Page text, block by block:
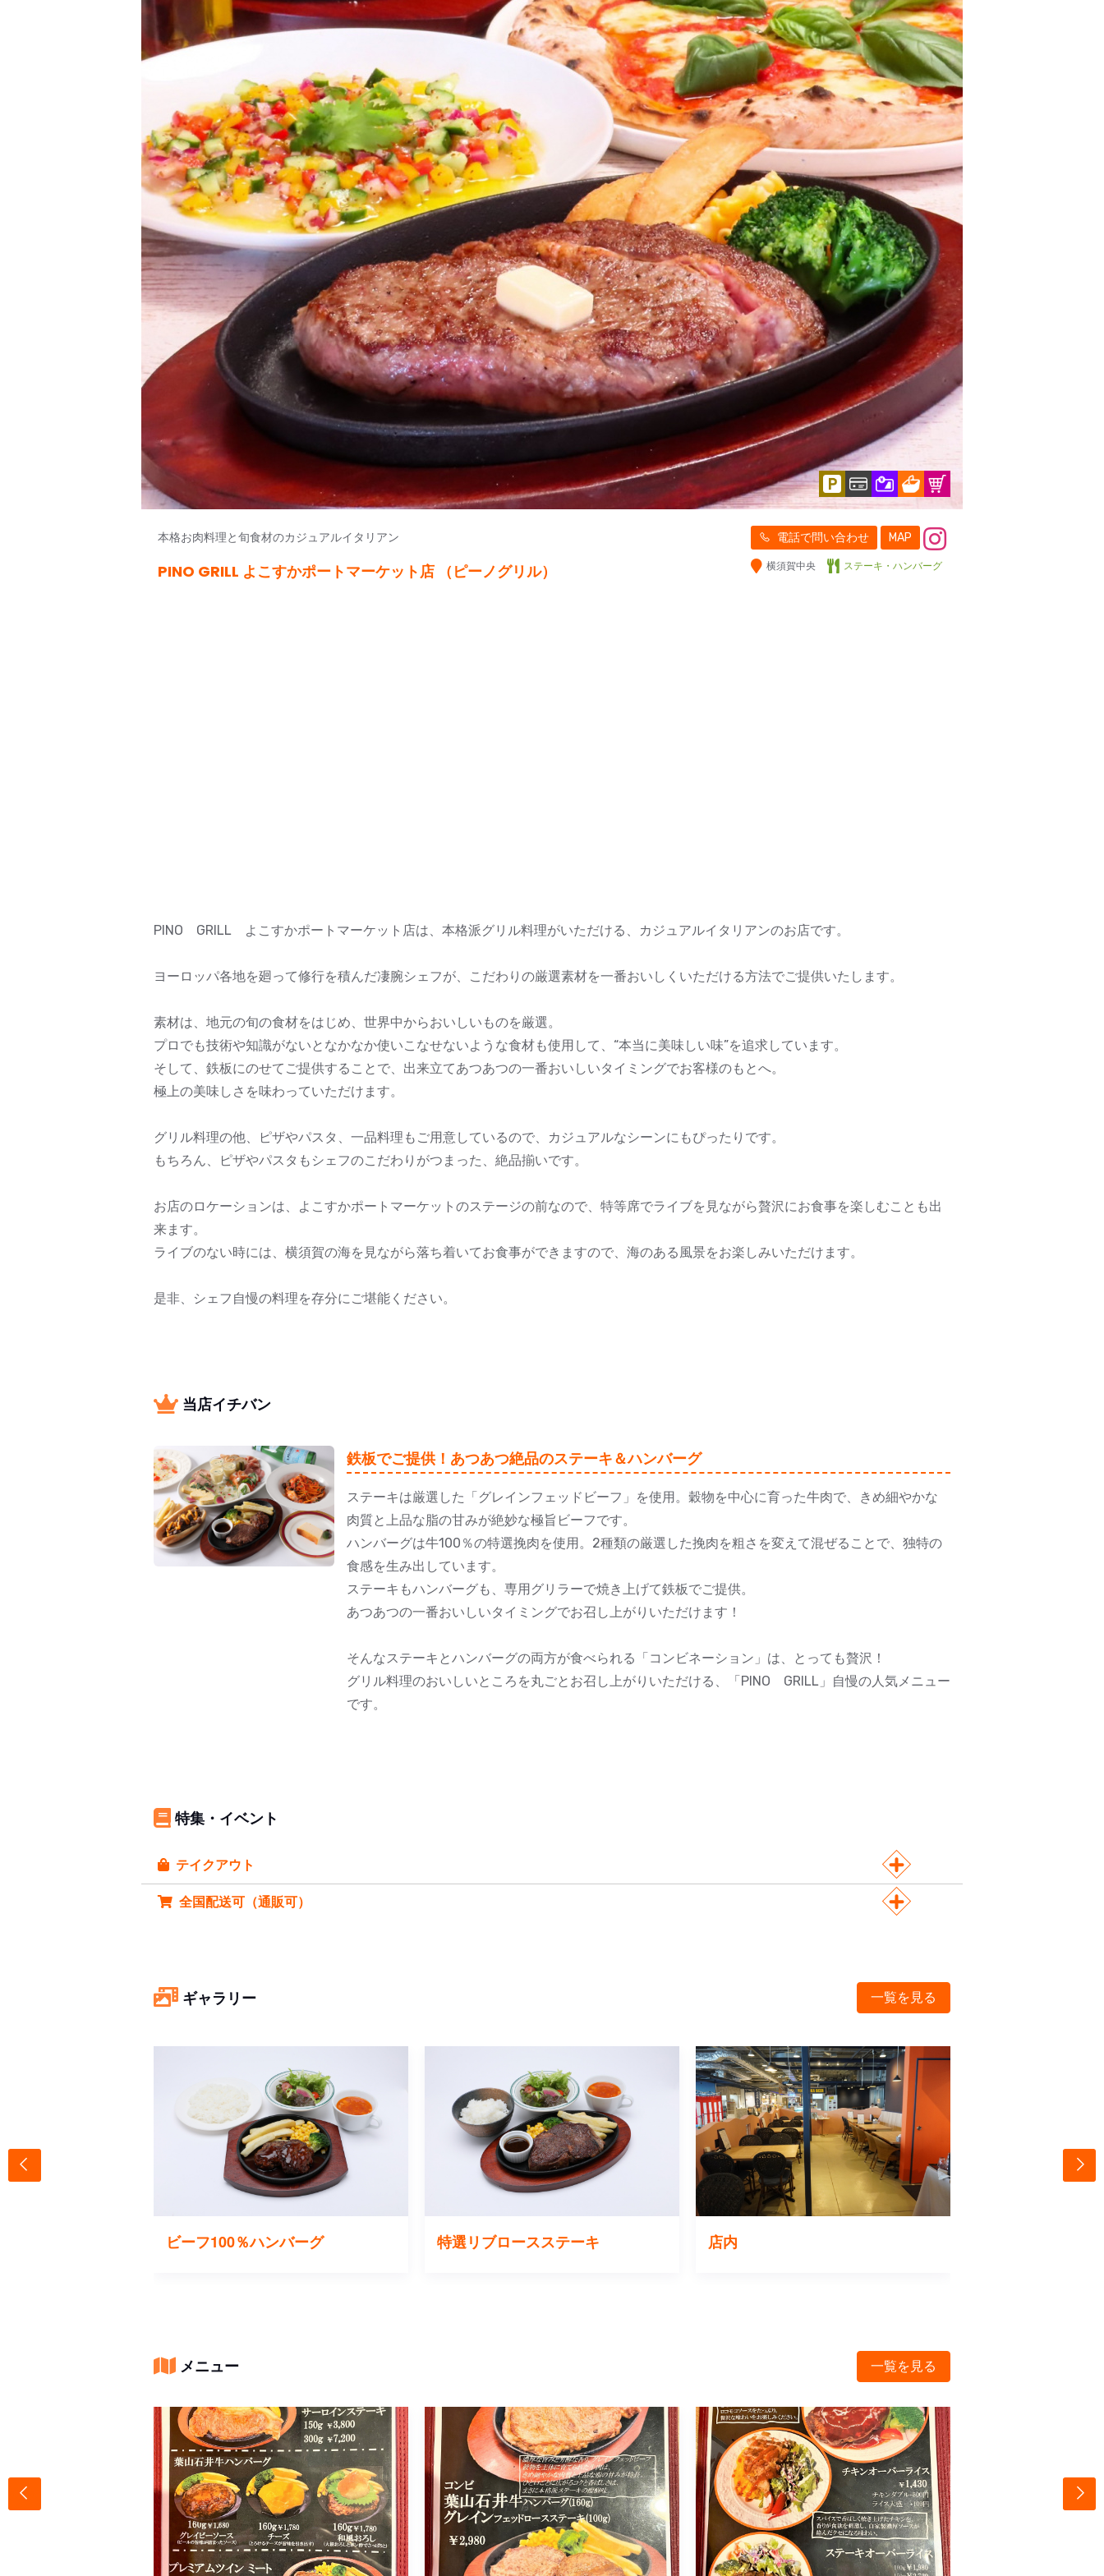
本格お肉料理と旬食材のカジュアルイタリアン
PINO GRILL よこすかポートマーケット店 （ピーノグリル）
電話で問い合わせ MAP
横須賀中央 ステーキ・ハンバーグ
PINO GRILL よこすかポートマーケット店は、本格派グリル料理がいただける、カジュアルイタリアンのお店です。
ヨーロッパ各地を廻って修行を積んだ凄腕シェフが、こだわりの厳選素材を一番おいしくいただける方法でご提供いたします。
素材は、地元の旬の食材をはじめ、世界中からおいしいものを厳選。
プロでも技術や知識がないとなかなか使いこなせないような食材も使用して、“本当に美味しい味”を追求しています。
そして、鉄板にのせてご提供することで、出来立てあつあつの一番おいしいタイミングでお客様のもとへ。
極上の美味しさを味わっていただけます。
グリル料理の他、ピザやパスタ、一品料理もご用意しているので、カジュアルなシーンにもぴったりです。
もちろん、ピザやパスタもシェフのこだわりがつまった、絶品揃いです。
お店のロケーションは、よこすかポートマーケットのステージの前なので、特等席でライブを見ながら贅沢にお食事を楽しむことも出
来ます。
ライブのない時には、横須賀の海を見ながら落ち着いてお食事ができますので、海のある風景をお楽しみいただけます。
是非、シェフ自慢の料理を存分にご堪能ください。
当店イチバン
鉄板でご提供！あつあつ絶品のステーキ＆ハンバーグ
ステーキは厳選した「グレインフェッドビーフ」を使用。穀物を中心に育った牛肉で、きめ細やかな
肉質と上品な脂の甘みが絶妙な極旨ビーフです。
ハンバーグは牛100％の特選挽肉を使用。2種類の厳選した挽肉を粗さを変えて混ぜることで、独特の
食感を生み出しています。
ステーキもハンバーグも、専用グリラーで焼き上げて鉄板でご提供。
あつあつの一番おいしいタイミングでお召し上がりいただけます！
そんなステーキとハンバーグの両方が食べられる「コンビネーション」は、とっても贅沢！
グリル料理のおいしいところを丸ごとお召し上がりいただける、「PINO GRILL」自慢の人気メニュー
です。
特集・イベント
テイクアウト
全国配送可（通販可）
ギャラリー 一覧を見る
ビーフ100％ハンバーグ 特選リブロースステーキ 店内
メニュー 一覧を見る